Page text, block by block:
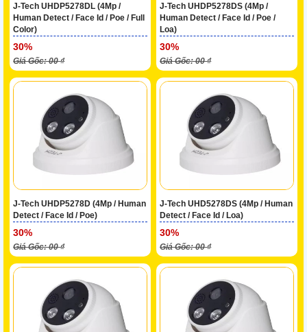
J-Tech UHDP5278DL (4Mp /
Human Detect / Face Id / Poe / Full
Color)
30%
Giá Gốc: 00 ₫
J-Tech UHDP5278DS (4Mp /
Human Detect / Face Id / Poe /
Loa)
30%
Giá Gốc: 00 ₫
J-Tech UHDP5278D (4Mp / Human
Detect / Face Id / Poe)
30%
Giá Gốc: 00 ₫
J-Tech UHD5278DS (4Mp / Human
Detect / Face Id / Loa)
30%
Giá Gốc: 00 ₫